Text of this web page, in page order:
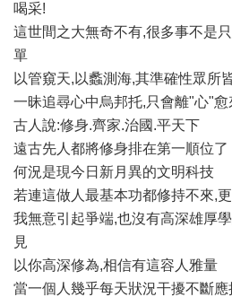
喝采!
這世間之大無奇不有,很多事不是
單
以管窺天,以蠡測海,其準確性眾所
一昧追尋心中烏邦托,只會離"心"愈
古人說:修身.齊家.治國.平天下
遠古先人都將修身排在第一順位了
何況是現今日新月異的文明科技
若連這做人最基本功都修持不來,
我無意引起爭端,也沒有高深雄厚
見
以你高深修為,相信有這容人雅量
當一個人幾乎每天狀況干擾不斷應